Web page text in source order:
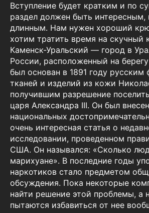
Вступление будет кратким и по
раздел должен быть
длинным. Нам нужен хороший
хотим тратить время на скучный
Каменск-Уральский — город в
России, расположенный на
был основан в 1891 году русским
тканей и изделий из кожи
получившим разрешение
царя Александра III. Он был
национальных
очень интересная статья о
исследовании, проведенном
США. Он назывался: «Сколько
марихуане». В последние годы
наркотиков стало предметом
обсуждения. Пока некоторые
найти решение этой проблемы, а
пытаются избавиться от нее